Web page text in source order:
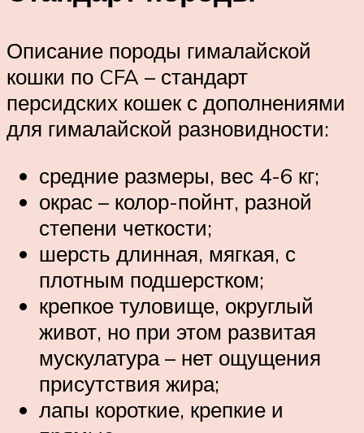
Описание породы гималайской
кошки по CFA – стандарт
персидских кошек с дополнениями
для гималайской разновидности:
средние размеры, вес 4-6 кг;
окрас – колор-пойнт, разной
степени четкости;
шерсть длинная, мягкая, с
плотным подшерстком;
крепкое туловище, округлый
живот, но при этом развитая
мускулатура – нет ощущения
присутствия жира;
лапы короткие, крепкие и